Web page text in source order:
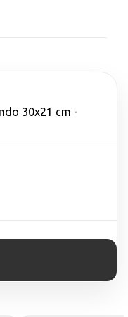
30x21 cm -